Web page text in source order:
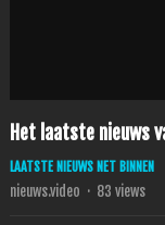
Het laatste nieuws
LAATSTE NIEUWS NET BINNEN
nieuws.video · 83 views